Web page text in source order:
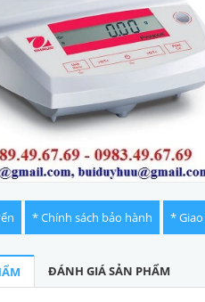
* Chính sách bảo hành *
ĐÁNH GIÁ SẢN PHẨM